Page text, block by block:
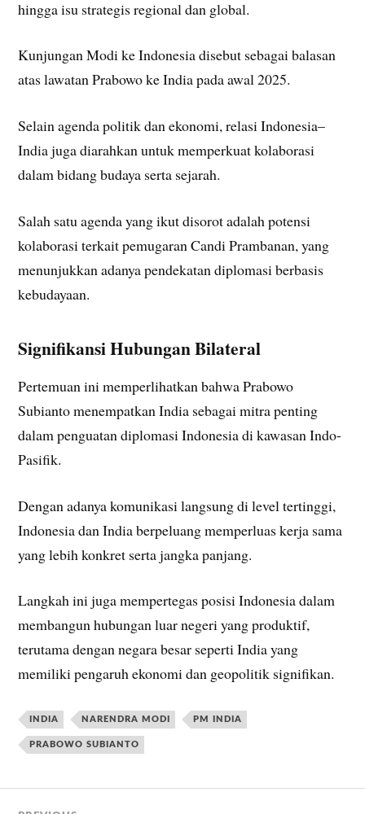
hingga isu strategis regional dan global.
Kunjungan Modi ke Indonesia disebut sebagai balasan
atas lawatan Prabowo ke India pada awal 2025.
Selain agenda politik dan ekonomi, relasi Indonesia–
India juga diarahkan untuk memperkuat kolaborasi
dalam bidang budaya serta sejarah.
Salah satu agenda yang ikut disorot adalah potensi
kolaborasi terkait pemugaran Candi Prambanan, yang
menunjukkan adanya pendekatan diplomasi berbasis
kebudayaan.
Signifikansi Hubungan Bilateral
Pertemuan ini memperlihatkan bahwa Prabowo
Subianto menempatkan India sebagai mitra penting
dalam penguatan diplomasi Indonesia di kawasan Indo-
Pasifik.
Dengan adanya komunikasi langsung di level tertinggi,
Indonesia dan India berpeluang memperluas kerja sama
yang lebih konkret serta jangka panjang.
Langkah ini juga mempertegas posisi Indonesia dalam
membangun hubungan luar negeri yang produktif,
terutama dengan negara besar seperti India yang
memiliki pengaruh ekonomi dan geopolitik signifikan.
INDIA NARENDRA MODI PM INDIA
PRABOWO SUBIANTO